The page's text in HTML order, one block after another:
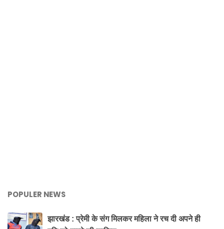
POPULER NEWS
झारखंड : प्रेमी के संग मिलकर महिला ने रच दी अपने ही